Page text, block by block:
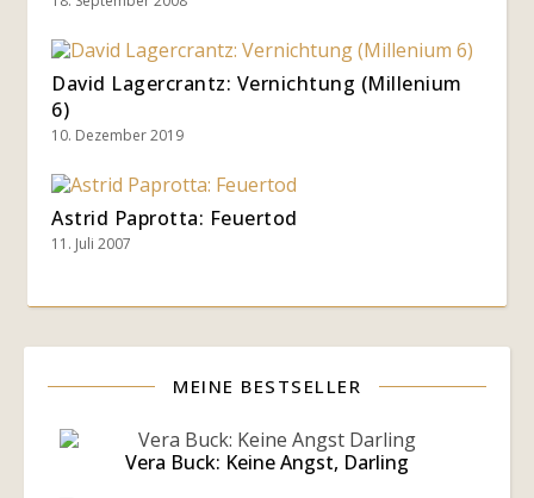
David Lagercrantz: Vernichtung (Millenium
6)
10. Dezember 2019
Astrid Paprotta: Feuertod
11. Juli 2007
MEINE BESTSELLER
Vera Buck: Keine Angst, Darling